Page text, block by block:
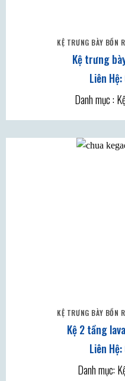
KỆ TRƯNG BÀY BỒN
Kệ trưng
Danh mục :
KỆ TRƯNG BÀY BỒN
Kệ 2 tầng
Danh mục: